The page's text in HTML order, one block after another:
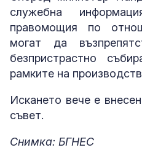
служебна
правомощия по
могат да
безпристрастно
рамките на
Искането вече е
съвет.
Снимка: БГНЕС